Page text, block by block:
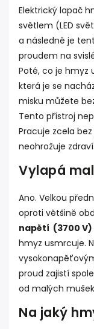
Elektrický lapač
světlem (LED
a následně je
proudem na
Poté, co je hmyz
která je se
misku můžete
Tento přístroj
Pracuje zcela
neohrožuje zdraví.
Vylapá
Ano. Velkou
oproti většině
napětí (3700 V)
hmyz usmrcuje.
proud zajistí
od malých mušek
Na jaký